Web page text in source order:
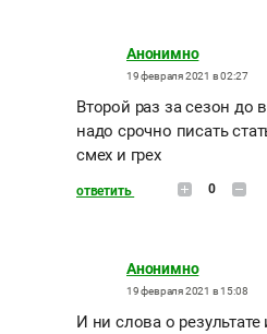
Анонимно
19 февраля 2021 в 02:27
Второй раз за сезон до
надо срочно писать
смех и грех
ответить 0
Анонимно
19 февраля 2021 в 15:08
И ни слова о результате